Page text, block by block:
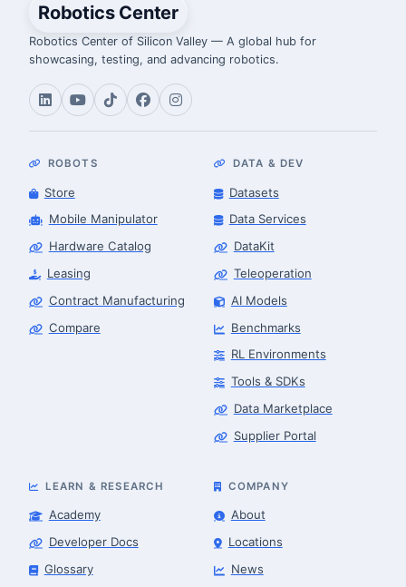
Robotics Center
Robotics Center of Silicon Valley — A global hub for
showcasing, testing, and advancing robotics.
ROBOTS
Store
Mobile Manipulator
Hardware Catalog
Leasing
Contract Manufacturing
Compare
DATA & DEV
Datasets
Data Services
DataKit
Teleoperation
AI Models
Benchmarks
RL Environments
Tools & SDKs
Data Marketplace
Supplier Portal
LEARN & RESEARCH
Academy
Developer Docs
Glossary
COMPANY
About
Locations
News